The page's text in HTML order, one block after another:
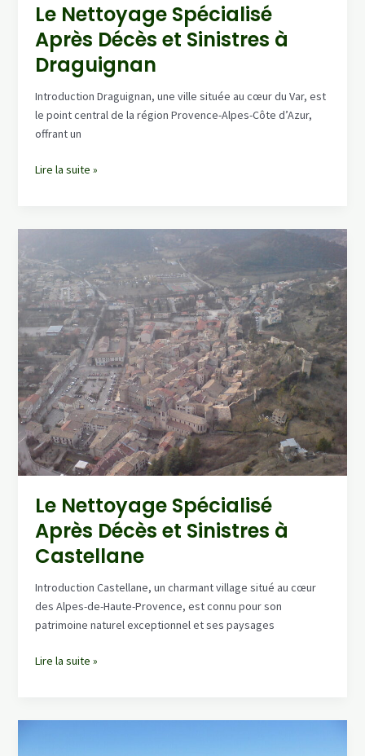
Le Nettoyage Spécialisé
Après Décès et Sinistres à
Draguignan
Introduction Draguignan, une ville située au cœur du Var, est
le point central de la région Provence-Alpes-Côte d’Azur,
offrant un
Le
et
Sinistres
à
Draguignan
Lire la suite »
Le Nettoyage Spécialisé
Après Décès et Sinistres à
Castellane
Introduction Castellane, un charmant village situé au cœur
des Alpes-de-Haute-Provence, est connu pour son
patrimoine naturel exceptionnel et ses paysages
Le
Lire la suite »